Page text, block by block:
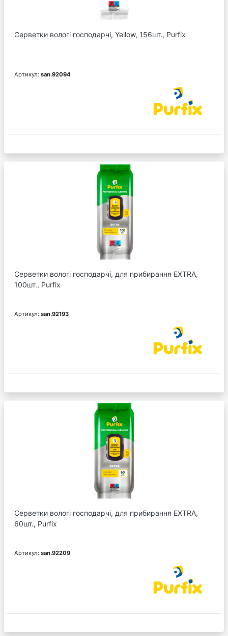
Серветки вологі господарчі, Yellow, 156шт., Purfix
Артикул: san.92094
Серветки вологі господарчі, для прибирання EXTRA,
100шт., Purfix
Артикул: san.92193
Серветки вологі господарчі, для прибирання EXTRA,
60шт., Purfix
Артикул: san.92209